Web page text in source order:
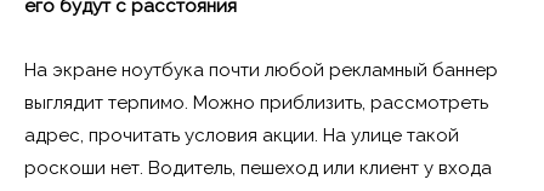
его будут с расстояния
На экране ноутбука почти любой рекламный баннер
выглядит терпимо. Можно приблизить, рассмотреть
адрес, прочитать условия акции. На улице такой
роскоши нет. Водитель, пешеход или клиент у входа